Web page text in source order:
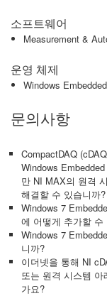
소프트웨어
Measurement &
운영 체제
Windows
문의사항
CompactDAQ
Windows
만 NI MAX의 원격
해결할 수 있습니까?
Windows 7
에 어떻게 추가할 수
Windows 7
니까?
이더넷을 통해 NI
또는 원격 시스템
가요?